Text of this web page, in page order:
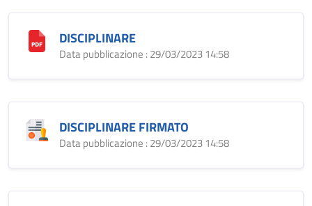
DISCIPLINARE
Data pubblicazione : 29/03/2023 14:58
DISCIPLINARE FIRMATO
Data pubblicazione : 29/03/2023 14:58